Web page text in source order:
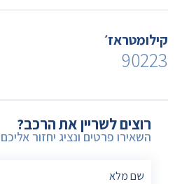
קילומטראז׳
90223
רוצים לשריין את הרכב?
השאירו פרטים ונציג יחזור אליכם